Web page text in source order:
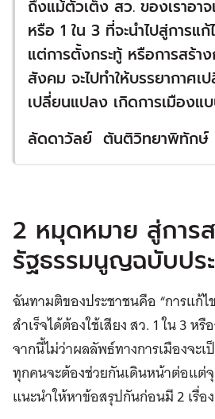
ถึงแม้ตัวเต็ง สว. ของเราอา
หรือ 1 ใน 3 ที่จะนำไปสู่การแ
แต่การตั้งกระทู้ หรือการสร้า
สังคม จะไปทำให้บรรยากาศเ
เปลี่ยนแปลง เกิดการเมืองแ
ลัดดาวัลย์ ตันติวิทยาพิทักษ์
2 หมุดหมาย สู่การ
รัฐธรรมนูญฉบับปร
ฉันทามติของประชาชนคือ “การแก้
สำเร็จได้ต้องใช้เสียง สว. 1 ใน 3 ห
จากนี้ไม่ว่าผลลัพธ์ทางการเมืองจะ
ทุกคนจะต้องช่วยกันเดินหน้าต่อแต่
แนะนำให้หาข้อสรุปกันก่อนมี 2 เรื่อง